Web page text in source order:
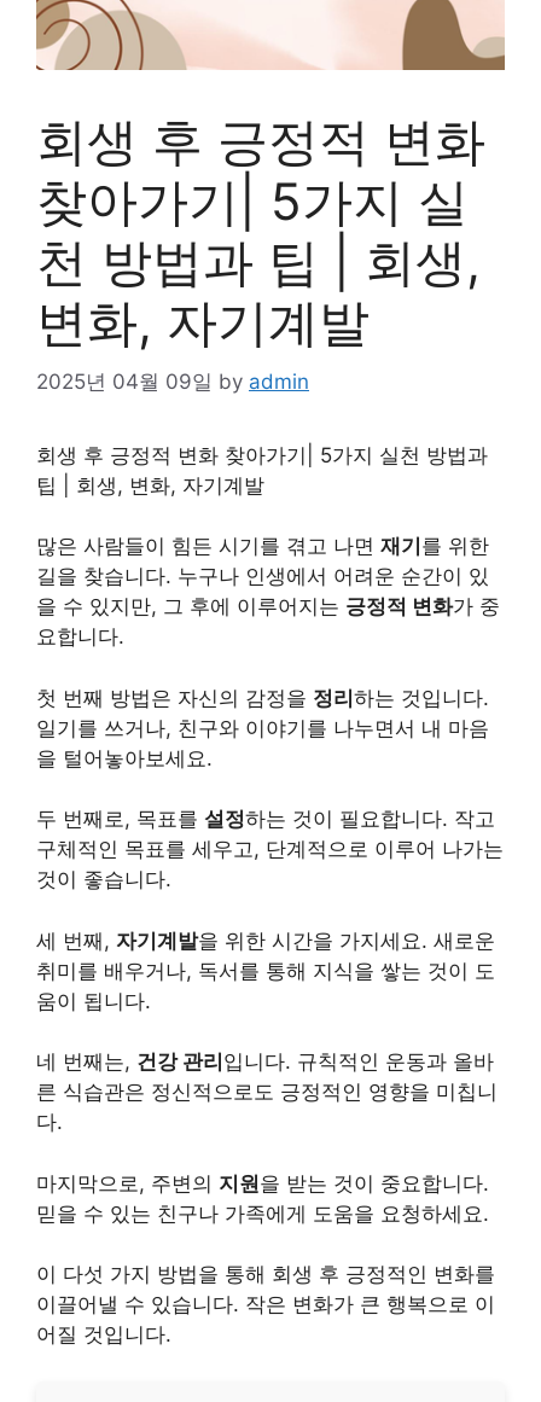
회생 후 긍정적 변화
찾아가기| 5가지 실
천 방법과 팁 | 회생,
변화, 자기계발
2025년 04월 09일 by admin
회생 후 긍정적 변화 찾아가기| 5가지 실천 방법과
팁 | 회생, 변화, 자기계발
많은 사람들이 힘든 시기를 겪고 나면 재기 를 위한
길을 찾습니다. 누구나 인생에서 어려운 순간이 있
을 수 있지만, 그 후에 이루어지는 긍정적 변화가 중
요합니다.
첫 번째 방법은 자신의 감정을 정리하는 것입니다.
일기를 쓰거나, 친구와 이야기를 나누면서 내 마음
을 털어놓아보세요.
두 번째로, 목표를 설정하는 것이 필요합니다. 작고
구체적인 목표를 세우고, 단계적으로 이루어 나가는
것이 좋습니다.
세 번째, 자기계발을 위한 시간을 가지세요. 새로운
취미를 배우거나, 독서를 통해 지식을 쌓는 것이 도
움이 됩니다.
네 번째는, 건강관리 입니다. 규칙적인 운동과 올바
른 식습관은 정신적으로도 긍정적인 영향을 미칩니
다.
마지막으로, 주변의 지원을 받는 것이 중요합니다.
믿을 수 있는 친구나 가족에게 도움을 요청하세요.
이 다섯 가지 방법을 통해 회생 후 긍정적인 변화를
이끌어낼 수 있습니다. 작은 변화가 큰 행복으로 이
어질 것입니다.